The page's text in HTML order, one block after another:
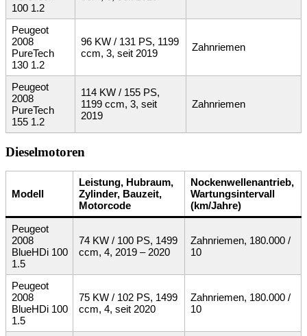
100 1.2
Peugeot
2008
PureTech
130 1.2
96 KW / 131 PS, 1199
ccm, 3, seit 2019
Zahnriemen
Peugeot
2008
PureTech
155 1.2
114 KW / 155 PS,
1199 ccm, 3, seit
2019
Zahnriemen
Dieselmotoren
Modell
Leistung, Hubraum,
Zylinder, Bauzeit,
Motorcode
Nockenwellenantrieb,
Wartungsintervall
(km/Jahre)
Peugeot
2008
BlueHDi 100
1.5
74 KW / 100 PS, 1499
ccm, 4, 2019 – 2020
Zahnriemen, 180.000 /
10
Peugeot
2008
BlueHDi 100
1.5
75 KW / 102 PS, 1499
ccm, 4, seit 2020
Zahnriemen, 180.000 /
10